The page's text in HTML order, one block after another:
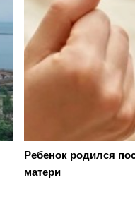
Ребенок родился
матери